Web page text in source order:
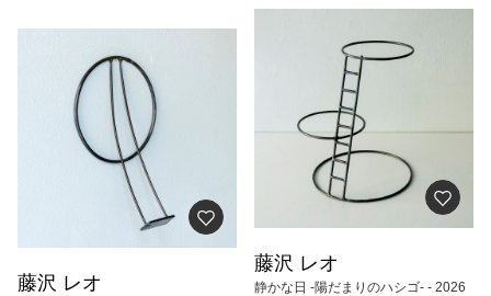
藤沢 レオ
藤沢 レオ
静かな日 -陽だまりのハシゴ- - 2026